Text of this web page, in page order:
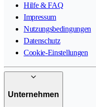
Hilfe & FAQ
Impressum
Nutzungsbedingungen
Datenschutz
Cookie-Einstellungen
Unternehmen